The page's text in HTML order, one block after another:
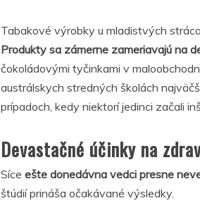
Tabakové výrobky u mladistvých
Produkty sa zámerne zameriavajú na
čokoládovými tyčinkami v
austrálskych stredných školách
prípadoch, kedy niektorí jedinci začali
Devastačné účinky na
Síce ešte donedávna vedci presne
štúdií prináša očakávané výsledky.